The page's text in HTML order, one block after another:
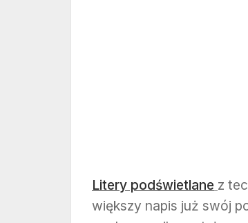
Litery podświetlane z
większy napis już swój